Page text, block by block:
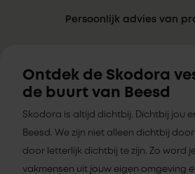
Persoonlijk advies van
Ontdek de Skodora
de buurt van Beesd
Skodora is altijd dichtbij. Dichtbij jou
Beesd. We zijn niet alleen dichtbij
door letterlijk dichtbij te zijn. Zo word
vakmensen uit jouw eigen omgeving